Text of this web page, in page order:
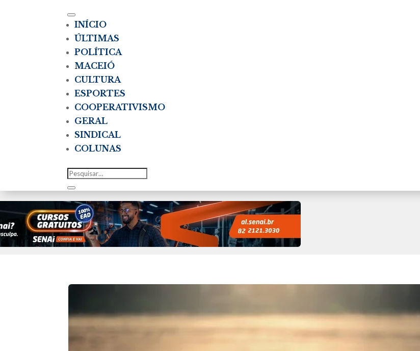
INÍCIO
ÚLTIMAS
POLÍTICA
MACEIÓ
CULTURA
ESPORTES
COOPERATIVISMO
GERAL
SINDICAL
COLUNAS